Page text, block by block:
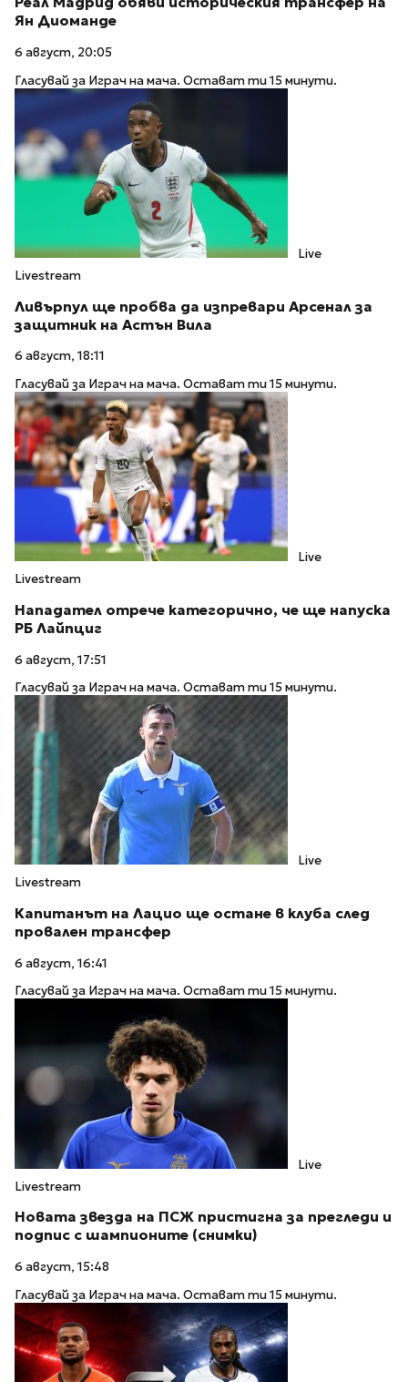
Ян Диоманде
6 август, 20:05
Гласувай за Играч на мача. Остават ти 15 минути.
Live
Livestream
Ливърпул ще пробва да изпревари Арсенал за
защитник на Астън Вила
6 август, 18:11
Гласувай за Играч на мача. Остават ти 15 минути.
Live
Livestream
Нападател отрече категорично, че ще напуска
РБ Лайпциг
6 август, 17:51
Гласувай за Играч на мача. Остават ти 15 минути.
Live
Livestream
Капитанът на Лацио ще остане в клуба след
провален трансфер
6 август, 16:41
Гласувай за Играч на мача. Остават ти 15 минути.
Live
Livestream
Новата звезда на ПСЖ пристигна за прегледи и
подпис с шампионите (снимки)
6 август, 15:48
Гласувай за Играч на мача. Остават ти 15 минути.